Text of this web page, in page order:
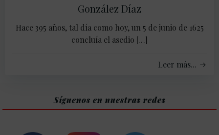
González Díaz
Hace 395 años, tal día como hoy, un 5 de junio de 1625
concluía el asedio […]
Leer más...
Síguenos en nuestras redes